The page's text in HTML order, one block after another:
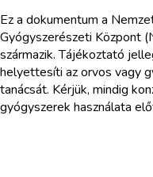
Ez a dokumentum a
Gyógyszerészeti Központ
származik. Tájékoztató
helyettesíti az orvos vagy
tanácsát. Kérjük, mindig
gyógyszerek használata